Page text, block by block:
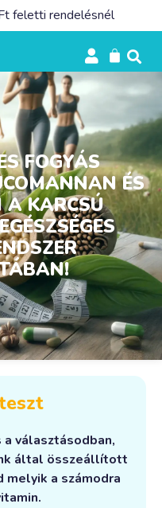
feletti rendelésnél
FOGYÁS
ÉS
A KARCSÚ
a választásodban,
által összeállított
melyik a számodra